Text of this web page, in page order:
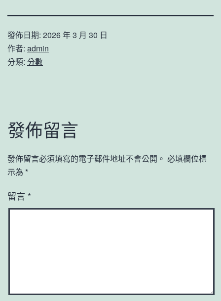
發佈日期: 2026 年 3 月 30 日
作者: admin
分類: 分數
發佈留言
發佈留言必須填寫的電子郵件地址不會公開。 必填欄位標
示為 *
留言 *